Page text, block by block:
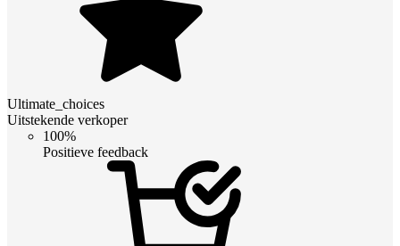
Ultimate_choices
Uitstekende verkoper
100%
Positieve feedback